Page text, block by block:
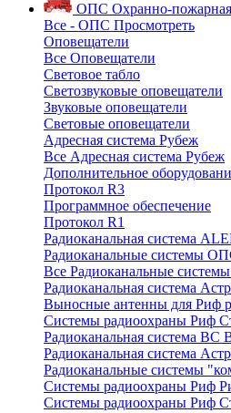
ОПС Охранно-
Все - ОПС Просмотреть
Оповещатели
Все Оповещатели
Световое табло
Светозвуковые оповещатели
Звуковые оповещатели
Световые оповещатели
Адресная система Рубеж
Все Адресная система Рубеж
Дополнительное
Протокол R3
Программное обеспечение
Протокол R1
Радиоканальная система
Радиоканальные системы
Все Радиоканальные
Радиоканальная система
Выносные антенны для Риф
Системы радиоохраны Риф
Радиоканальная система
Радиоканальная система
Радиоканальные системы
Системы радиоохраны Риф
Системы радиоохраны Риф